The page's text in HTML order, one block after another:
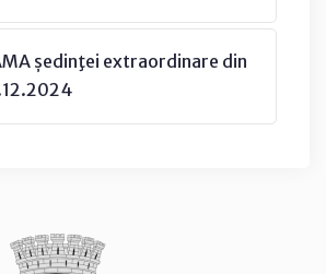
ședinţei extraordinare din